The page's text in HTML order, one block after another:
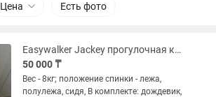
Цена Есть фото
Easywalker Jackey прогулочная коляска
50 000 ₸
Вес - 8кг; положение спинки - лежа,
полулежа, сидя, В комплекте: дождевик,